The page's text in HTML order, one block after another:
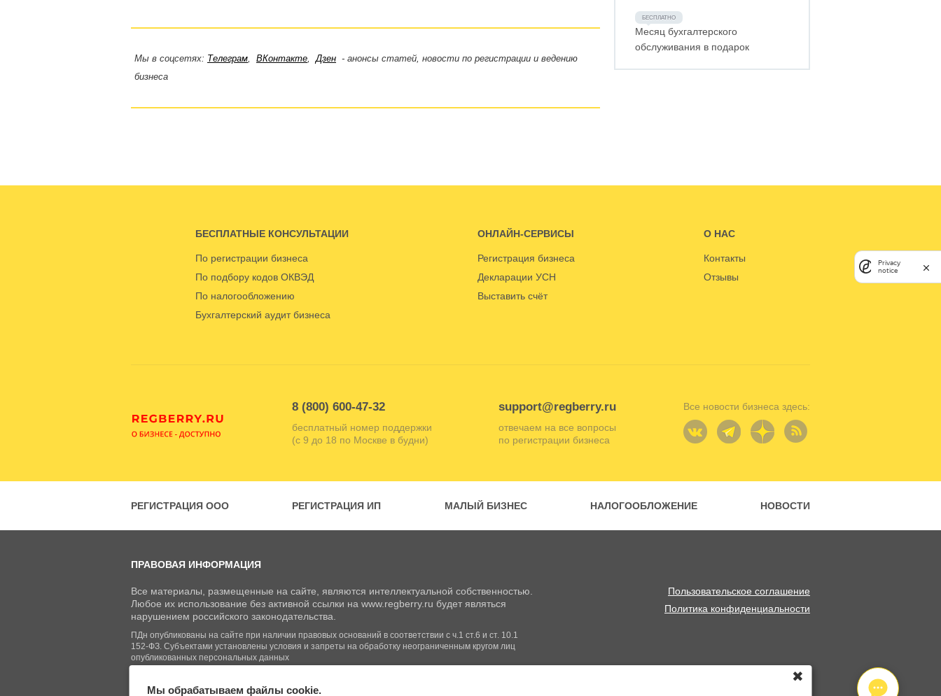
Мы в соцсетях: Телеграм ВКонтакте Дзен - анонсы статей, новости по регистрации и ведению
бизнеса
Месяц бухгалтерского
обслуживания в подарок
БЕСПЛАТНЫЕ КОНСУЛЬТАЦИИ
По регистрации бизнеса
По подбору кодов ОКВЭД
По налогообложению
Бухгалтерский аудит бизнеса
ОНЛАЙН-СЕРВИСЫ
Регистрация бизнеса
Декларации УСН
Выставить счёт
О НАС
Контакты
Отзывы
8 (800) 600-47-32
бесплатный номер поддержки
(с 9 до 18 по Москве в будни)
support@regberry.ru
отвечаем на все вопросы
по регистрации бизнеса
Все новости бизнеса здесь:
РЕГИСТРАЦИЯ ООО РЕГИСТРАЦИЯ ИП МАЛЫЙ БИЗНЕС НАЛОГООБЛОЖЕНИЕ НОВОСТИ
ПРАВОВАЯ ИНФОРМАЦИЯ
Все материалы, размещенные на сайте, являются интеллектуальной собственностью.
Любое их использование без активной ссылки на www.regberry.ru будет являться
нарушением российского законодательства.
ПДн опубликованы на сайте при наличии правовых оснований в соответствии с ч.1 ст.6 и ст. 10.1
152-ФЗ. Субъектами установлены условия и запреты на обработку неограниченным кругом лиц
опубликованных персональных данных
Пользовательское соглашение
Политика конфиденциальности
Мы обрабатываем файлы cookie.
✖
Privacy
notice